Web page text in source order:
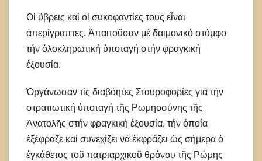
Οἱ ὕβρεις καί οἱ συκοφαντίες τους εἶναι
ἀπερίγραπτες. Ἀπαιτοῦσαν μέ δαιμονικό στόμφο
τήν ὁλοκληρωτική ὑποταγή στήν φραγκική
ἐξουσία.
Ὀργάνωσαν τίς διαβόητες Σταυροφορίες γιά τήν
στρατιωτική ὑποταγή τῆς Ρωμηοσύνης τῆς
Ἀνατολῆς στήν φραγκική ἐξουσία, τήν ὁποία
ἐξέφραζε καί συνεχίζει νά ἐκφράζει ὡς σήμερα ὁ
ἐγκάθετος τοῦ πατριαρχικοῦ θρόνου τῆς Ρώμης